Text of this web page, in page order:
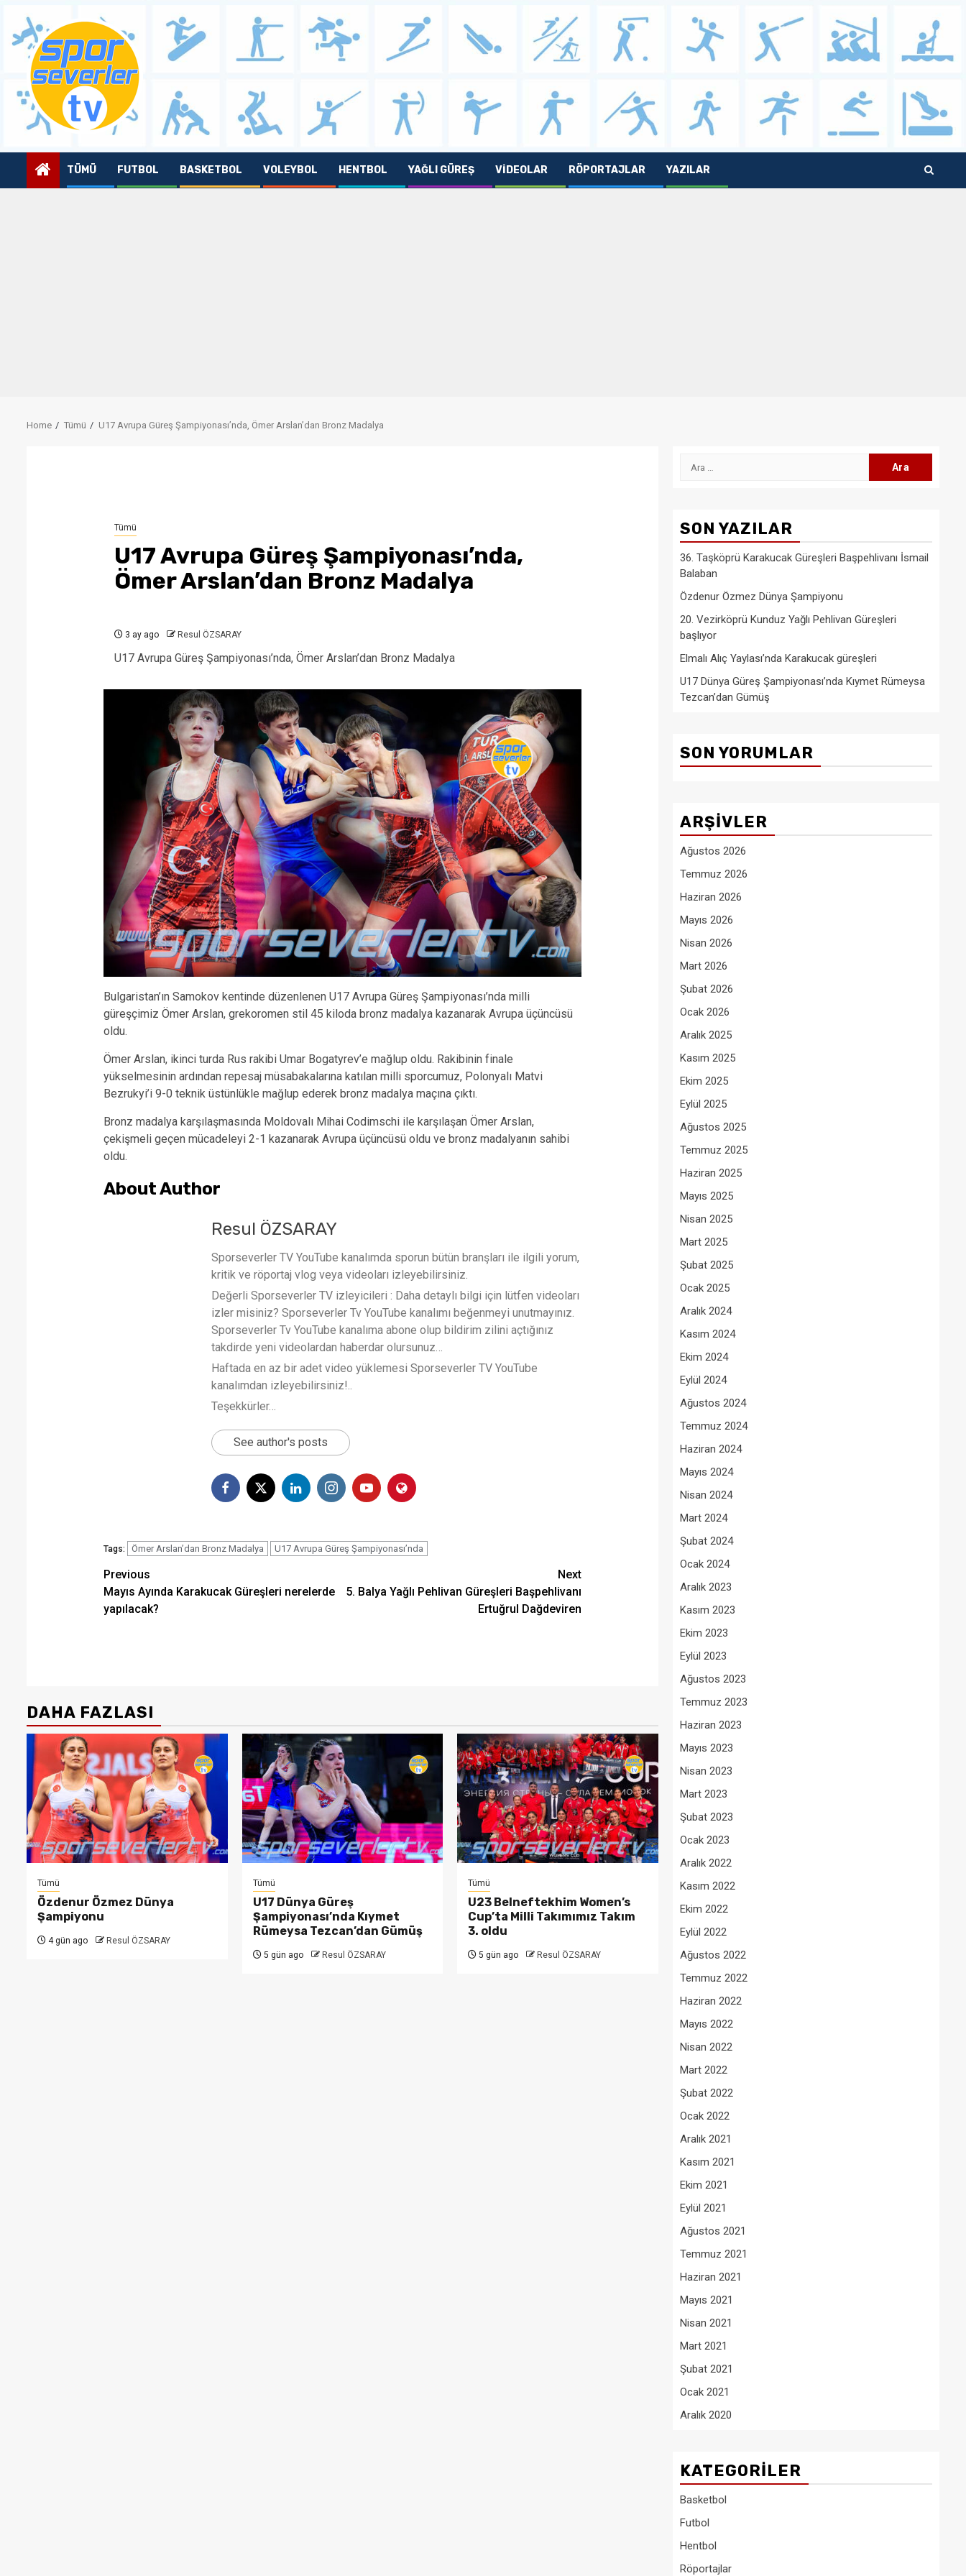
content
TÜMÜ FUTBOL BASKETBOL VOLEYBOL HENTBOL YAĞLI GÜREŞ VIDEOLAR RÖPORTAJLAR YAZILAR
Home Tümü U17 Avrupa Güreş Şampiyonası’nda, Ömer Arslan’dan Bronz Madalya
Tümü
U17 Avrupa Güreş Şampiyonası’nda,
Ömer Arslan’dan Bronz Madalya
3 ay ago Resul ÖZSARAY
U17 Avrupa Güreş Şampiyonası’nda, Ömer Arslan’dan Bronz Madalya
Bulgaristan’ın Samokov kentinde düzenlenen U17 Avrupa Güreş Şampiyonası’nda milli
güreşçimiz Ömer Arslan, grekoromen stil 45 kiloda bronz madalya kazanarak Avrupa üçüncüsü
oldu.
Ömer Arslan, ikinci turda Rus rakibi Umar Bogatyrev’e mağlup oldu. Rakibinin finale
yükselmesinin ardından repesaj müsabakalarına katılan milli sporcumuz, Polonyalı Matvi
Bezrukyi’i 9-0 teknik üstünlükle mağlup ederek bronz madalya maçına çıktı.
Bronz madalya karşılaşmasında Moldovalı Mihai Codimschi ile karşılaşan Ömer Arslan,
çekişmeli geçen mücadeleyi 2-1 kazanarak Avrupa üçüncüsü oldu ve bronz madalyanın sahibi
oldu.
About Author
Resul ÖZSARAY
Sporseverler TV YouTube kanalımda sporun bütün branşları ile ilgili yorum,
kritik ve röportaj vlog veya videoları izleyebilirsiniz.
Değerli Sporseverler TV izleyicileri : Daha detaylı bilgi için lütfen videoları
izler misiniz? Sporseverler Tv YouTube kanalımı beğenmeyi unutmayınız.
Sporseverler Tv YouTube kanalıma abone olup bildirim zilini açtığınız
takdirde yeni videolardan haberdar olursunuz…
Haftada en az bir adet video yüklemesi Sporseverler TV YouTube
kanalımdan izleyebilirsiniz!..
Teşekkürler…
See author's posts
Tags: Ömer Arslan’dan Bronz Madalya U17 Avrupa Güreş Şampiyonası’nda
Post
navigation
Previous
Mayıs Ayında Karakucak Güreşleri nerelerde
yapılacak?
Next
5. Balya Yağlı Pehlivan Güreşleri Başpehlivanı
Ertuğrul Dağdeviren
DAHA FAZLASI
Tümü
Özdenur Özmez Dünya
Şampiyonu
4 gün ago Resul ÖZSARAY
Tümü
U17 Dünya Güreş
Şampiyonası’nda Kıymet
Rümeysa Tezcan’dan Gümüş
5 gün ago Resul ÖZSARAY
Tümü
U23 Belneftekhim Women’s
Cup’ta Milli Takımımız Takım
3. oldu
5 gün ago Resul ÖZSARAY
Arama:
SON YAZILAR
36. Taşköprü Karakucak Güreşleri Başpehlivanı İsmail
Balaban
Özdenur Özmez Dünya Şampiyonu
20. Vezirköprü Kunduz Yağlı Pehlivan Güreşleri
başlıyor
Elmalı Alıç Yaylası’nda Karakucak güreşleri
U17 Dünya Güreş Şampiyonası’nda Kıymet Rümeysa
Tezcan’dan Gümüş
SON YORUMLAR
ARŞIVLER
Ağustos 2026
Temmuz 2026
Haziran 2026
Mayıs 2026
Nisan 2026
Mart 2026
Şubat 2026
Ocak 2026
Aralık 2025
Kasım 2025
Ekim 2025
Eylül 2025
Ağustos 2025
Temmuz 2025
Haziran 2025
Mayıs 2025
Nisan 2025
Mart 2025
Şubat 2025
Ocak 2025
Aralık 2024
Kasım 2024
Ekim 2024
Eylül 2024
Ağustos 2024
Temmuz 2024
Haziran 2024
Mayıs 2024
Nisan 2024
Mart 2024
Şubat 2024
Ocak 2024
Aralık 2023
Kasım 2023
Ekim 2023
Eylül 2023
Ağustos 2023
Temmuz 2023
Haziran 2023
Mayıs 2023
Nisan 2023
Mart 2023
Şubat 2023
Ocak 2023
Aralık 2022
Kasım 2022
Ekim 2022
Eylül 2022
Ağustos 2022
Temmuz 2022
Haziran 2022
Mayıs 2022
Nisan 2022
Mart 2022
Şubat 2022
Ocak 2022
Aralık 2021
Kasım 2021
Ekim 2021
Eylül 2021
Ağustos 2021
Temmuz 2021
Haziran 2021
Mayıs 2021
Nisan 2021
Mart 2021
Şubat 2021
Ocak 2021
Aralık 2020
KATEGORILER
Basketbol
Futbol
Hentbol
Röportajlar